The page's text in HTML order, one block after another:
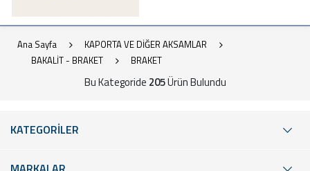
Ana Sayfa
KAPORTA VE DİĞER AKSAMLAR
BAKALİT - BRAKET
BRAKET
Bu Kategoride 205Ürün Bulundu
KATEGORİLER